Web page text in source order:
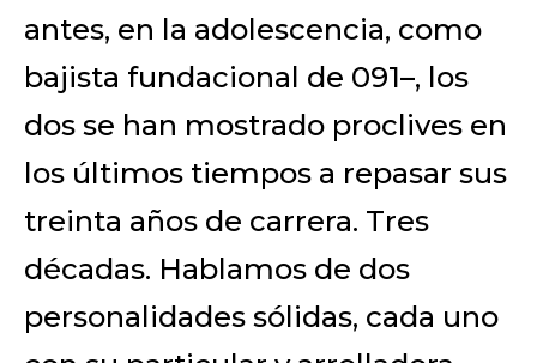
antes, en la adolescencia, como
bajista fundacional de 091–, los
dos se han mostrado proclives en
los últimos tiempos a repasar sus
treinta años de carrera. Tres
décadas. Hablamos de dos
personalidades sólidas, cada uno